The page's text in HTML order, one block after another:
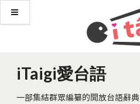
iTaigi愛台語
一部集結群眾編纂的開放台語辭典